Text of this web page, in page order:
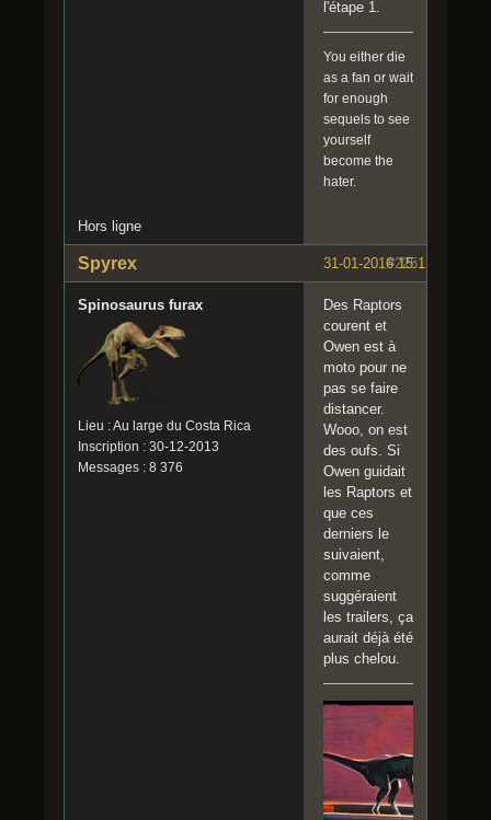
l'étape 1.
You either die
as a fan or wait
for enough
sequels to see
yourself
become the
hater.
Hors ligne
#225
31-01-2016 15:11:27
Spyrex
Spinosaurus furax
Lieu : Au large du Costa Rica
Inscription : 30-12-2013
Messages : 8 376
Des Raptors
courent et
Owen est à
moto pour ne
pas se faire
distancer.
Wooo, on est
des oufs. Si
Owen guidait
les Raptors et
que ces
derniers le
suivaient,
comme
suggéraient
les trailers, ça
aurait déjà été
plus chelou.